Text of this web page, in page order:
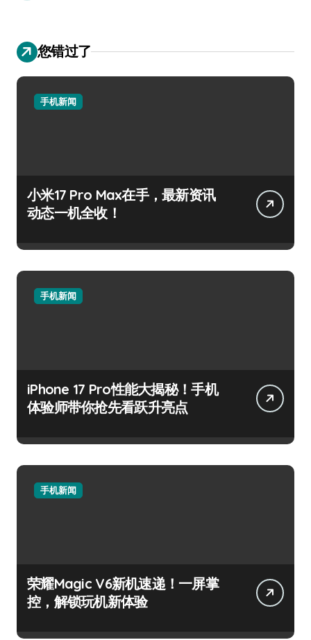
您错过了
手机新闻
小米17 Pro Max在手，最新资讯
动态一机全收！
手机新闻
iPhone 17 Pro性能大揭秘！手机
体验师带你抢先看跃升亮点
手机新闻
荣耀Magic V6新机速递！一屏掌
控，解锁玩机新体验